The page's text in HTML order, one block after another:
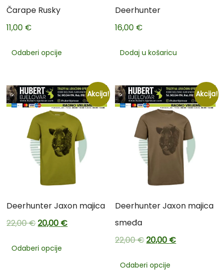
Čarape Rusky
11,00 €
Odaberi opcije
Deerhunter
16,00 €
Dodaj u košaricu
Akcija!
Deerhunter Jaxon majica
22,00€20,00 €
Odaberi opcije
Akcija!
Deerhunter Jaxon majica
smeđa
22,00€20,00 €
Odaberi opcije